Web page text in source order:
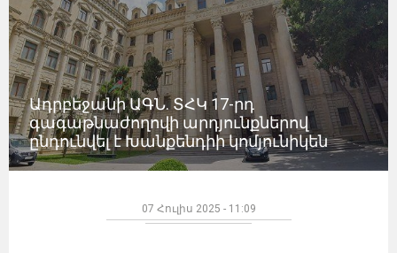
Ադրբեջանի ԱԳՆ. ՏՀԿ 17-րդ
գագաթնաժողովի արդյունքներով
ընդունվել է Խանքենդիի կոմյունիկեն
07 Հուլիս 2025 - 11:09